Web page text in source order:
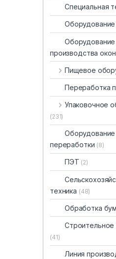
Специальная
Оборудование
производства
Пищевое
Переработка
Упаковочное
(231)
переработки (8)
ПЭТ (2)
техника (48)
Обработка
(41)
Линия